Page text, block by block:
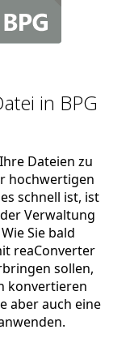
in BPG
Dateien zu
hochwertigen
schnell ist, ist
Verwaltung
Sie bald
reaConverter
sollen,
konvertieren
aber auch eine